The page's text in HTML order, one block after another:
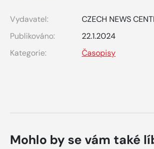
Vydavatel:
CZECH NEWS
Publikováno:
22.1.2024
Kategorie:
Časopisy
Mohlo by se vám také